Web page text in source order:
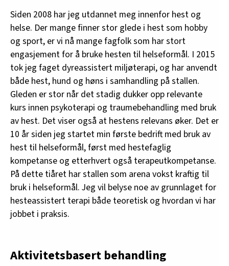
Siden 2008 har jeg utdannet meg innenfor hest og
helse. Der mange finner stor glede i hest som hobby
og sport, er vi nå mange fagfolk som har stort
engasjement for å bruke hesten til helseformål. I 2015
tok jeg faget dyreassistert miljøterapi, og har anvendt
både hest, hund og høns i samhandling på stallen.
Gleden er stor når det stadig dukker opp relevante
kurs innen psykoterapi og traumebehandling med bruk
av hest. Det viser også at hestens relevans øker. Det er
10 år siden jeg startet min første bedrift med bruk av
hest til helseformål, først med hestefaglig
kompetanse og etterhvert også terapeutkompetanse.
På dette tiåret har stallen som arena vokst kraftig til
bruk i helseformål. Jeg vil belyse noe av grunnlaget for
hesteassistert terapi både teoretisk og hvordan vi har
jobbet i praksis.
Aktivitetsbasert behandling